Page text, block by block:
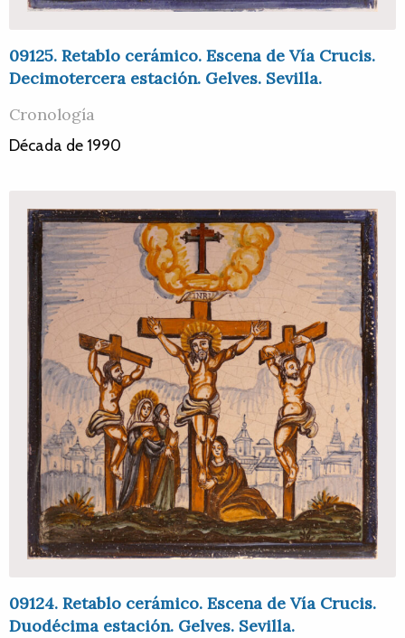
09125. Retablo cerámico. Escena de Vía Crucis.
Decimotercera estación. Gelves. Sevilla.
Cronología
Década de 1990
09124. Retablo cerámico. Escena de Vía Crucis.
Duodécima estación. Gelves. Sevilla.